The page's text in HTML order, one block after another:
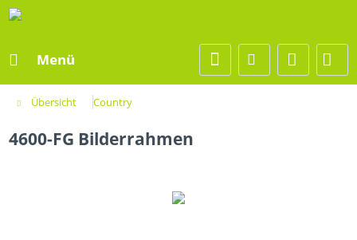
Menü
Übersicht Country
4600-FG Bilderrahmen